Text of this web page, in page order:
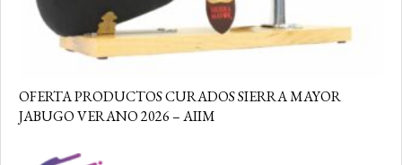
OFERTA PRODUCTOS CURADOS SIERRA MAYOR
JABUGO VERANO 2026 – AIIM